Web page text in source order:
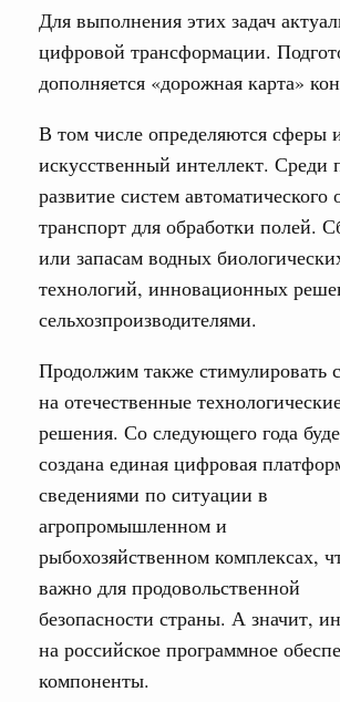
Для выполнения этих задач
цифровой трансформации.
дополняется «дорожная карта»
В том числе определяются сферы
искусственный интеллект.
развитие систем
транспорт для обработки полей.
или запасам водных
технологий, инновационных
сельхозпроизводителями.
Продолжим также стимулировать
на отечественные
решения. Со следующего года
создана единая цифровая
сведениями по ситуации в
агропромышленном и
рыбохозяйственном комплексах,
важно для продовольственной
безопасности страны. А значит,
на российское программное
компоненты.
Оборот бензина и дизельного топлива
провёл совещание по
Жилищная политика, рынок жилья
Первые проекты
в Донбассе и Новороссии
дал поручения по
сессии, посвящённой
труда
Общие вопросы развития ДФО
Опубликована
Национальный проект «Экологическое
увеличило объём
федерального
2026 года №2067-р